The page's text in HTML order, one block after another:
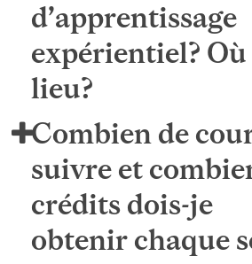
d’apprentissage
expérientiel?
lieu?
Combien de
suivre et
crédits dois-je
obtenir chaque